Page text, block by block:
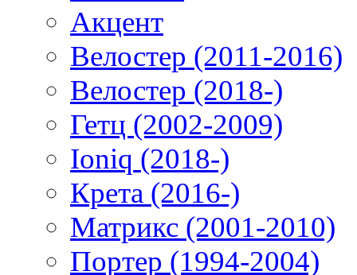
Акцент
Велостер (2011-2016)
Велостер (2018-)
Гетц (2002-2009)
Ioniq (2018-)
Крета (2016-)
Матрикс (2001-2010)
Портер (1994-2004)